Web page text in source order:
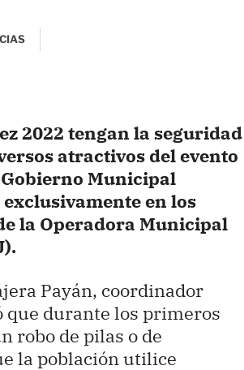
2022 tengan la seguridad
atractivos del evento
Municipal
en los
la Operadora Municipal
Payán, coordinador
que durante los primeros
robo de pilas o de
la población utilice